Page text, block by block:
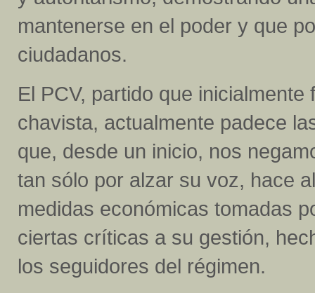
mantenerse en el poder y que
ciudadanos.
El PCV, partido que
chavista, actualmente padece
que, desde un inicio, nos
tan sólo por alzar su voz, hace
medidas económicas tomadas
ciertas críticas a su gestión,
los seguidores del régimen.